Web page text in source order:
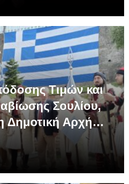
Τιμών και
Σουλίου,
Δημοτική Αρχή…